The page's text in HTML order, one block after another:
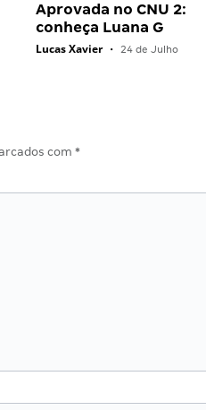
Aprovada no CNU 2:
conheça Luana G
Lucas Xavier • 24 de Julho
com *